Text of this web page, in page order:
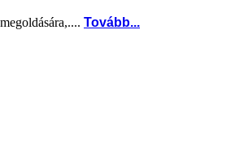
Tovább...